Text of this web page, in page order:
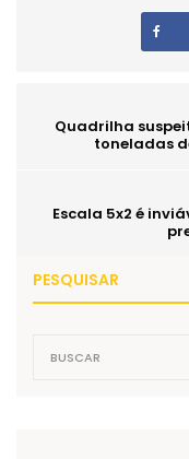
Quadrilha
toneladas
Escala 5x2 é
PESQUISAR